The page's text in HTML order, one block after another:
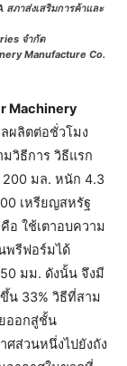
สภาส่งเสริมการค้าและ
จำกัด
Manufacture Co.
Machinery
ลผลิตต่อชั่วโมง
วิธีการ วิธีแรก
200 มล. หนัก 4.3
เหรียญสหรัฐ
อ ใช้เตาอบความ
พรีฟอร์มได้
มม. ดังนั้น จึงมี
น 33% วิธีที่สาม
ออกสู่ชั้น
ศส่วนหนึ่งไปยังถัง